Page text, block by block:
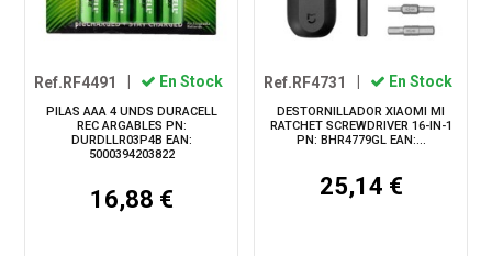
Ref.RF4491 En Stock
PILAS AAA 4 UNDS DURACELL
REC ARGABLES PN:
DURDLLR03P4B EAN:
5000394203822
16,88 €
Ref.RF4731 En Stock
DESTORNILLADOR XIAOMI MI
RATCHET SCREWDRIVER 16-IN-1
PN: BHR4779GL EAN:...
25,14 €